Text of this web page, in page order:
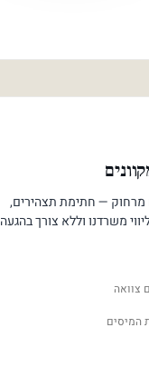
מרחוק — חתימת תצהירים,
משרדנו וללא צורך בהגעה
צוואה
המיסים